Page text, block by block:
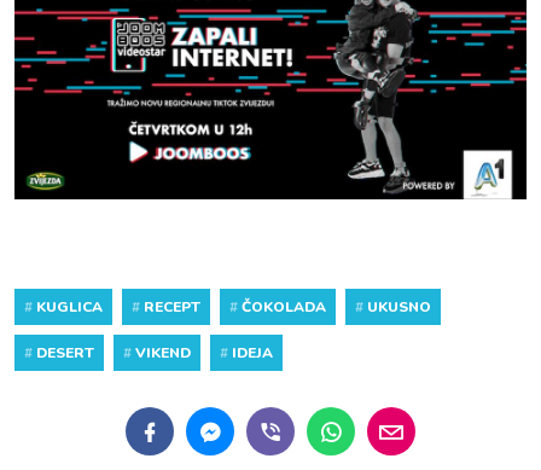
# KUGLICA # RECEPT #ČOKOLADA # UKUSNO
# DESERT #VIKEND # IDEJA